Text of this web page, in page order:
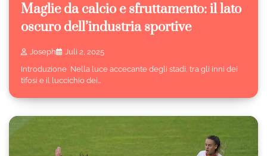
Maglie da calcio e sfruttamento: il lato
oscuro dell’industria sportive
Joseph
Juli 2, 2025
Introduzione Nella luce accecante degli stadi, tra gli inni dei
tifosi e il luccichio dei…